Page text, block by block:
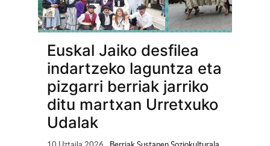
Euskal Jaiko desfilea
indartzeko laguntza eta
pizgarri berriak jarriko
ditu martxan Urretxuko
Udalak